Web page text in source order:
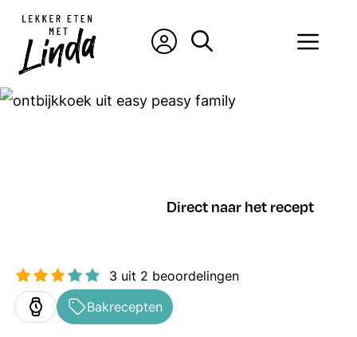
naar
inhoud
Direct naar het recept
3 uit 2 beoordelingen
Bakrecepten